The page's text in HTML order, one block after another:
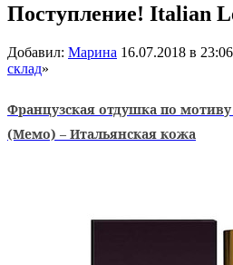
Поступление! Italian
Добавил: Марина 16.07.2018 в
склад»
Французская отдушка по
(Мемо) – Итальянская кожа